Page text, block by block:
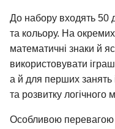
До набору входять 50
та кольору. На
математичні знаки й
використовувати
а й для перших занять
та розвитку логічного
Особливою перевагою